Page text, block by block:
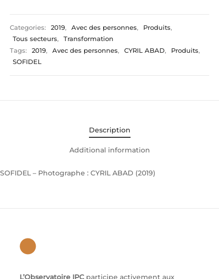
Categories: 2019, Avec des personnes, Produits,
Tous secteurs,
Transformation
Tags:
2019, Avec des personnes, CYRIL ABAD, Produits,
SOFIDEL
Description
Additional information
SOFIDEL – Photographe : CYRIL ABAD (2019)
L’Observatoire IPC participe activement aux